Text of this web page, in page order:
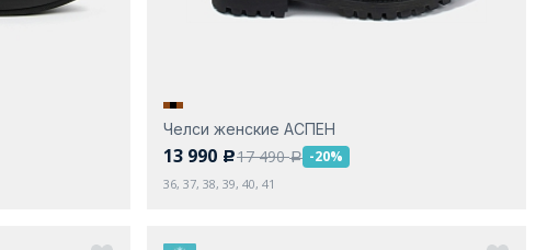
Челси женские АСПЕН
13 990 c17 490a -20%
36, 37, 38, 39, 40, 41